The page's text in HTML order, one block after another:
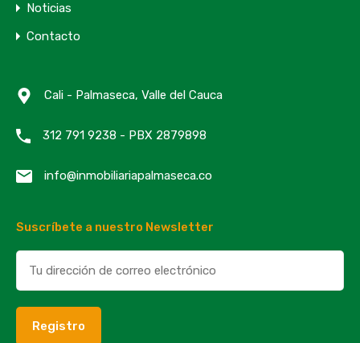
Noticias
Contacto
Cali - Palmaseca, Valle del Cauca
312 791 9238 - PBX 2879898
info@inmobiliariapalmaseca.co
Suscríbete a nuestro Newsletter